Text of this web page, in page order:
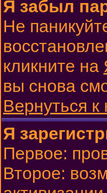
Я забыл
Не
кликните на
вы снова
Вернуться к
Я
Первое:
Второе: